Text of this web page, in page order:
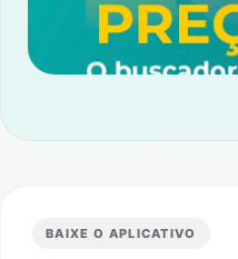
BAIXE O APLICATIVO